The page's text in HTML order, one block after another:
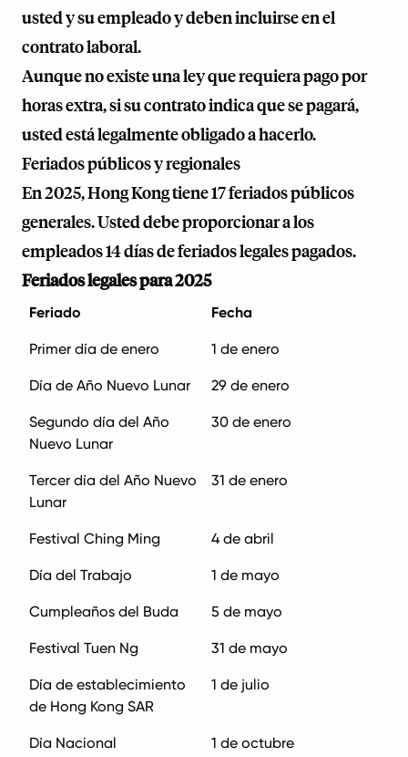
usted y su empleado y deben incluirse en el
contrato laboral.
Aunque no existe una ley que requiera pago por
horas extra, si su contrato indica que se pagará,
usted está legalmente obligado a hacerlo.
Feriados públicos y regionales
En 2025, Hong Kong tiene 17 feriados públicos
generales. Usted debe proporcionar a los
empleados 14 días de feriados legales pagados.
Feriados legales para 2025
Feriado Fecha
Primer día de enero 1 de enero
Día de Año Nuevo Lunar 29 de enero
Segundo día del Año
Nuevo Lunar
30 de enero
Tercer día del Año Nuevo
Lunar
31 de enero
Festival Ching Ming 4 de abril
Día del Trabajo 1 de mayo
Cumpleaños del Buda 5 de mayo
Festival Tuen Ng 31 de mayo
Día de establecimiento
de Hong Kong SAR
1 de julio
Día Nacional 1 de octubre